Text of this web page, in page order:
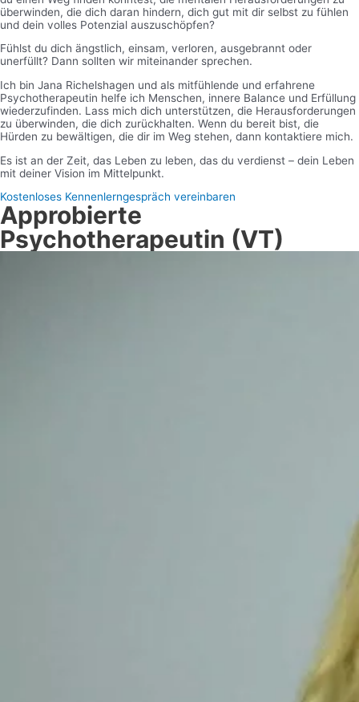
überwinden, die dich daran hindern, dich gut mit dir selbst zu fühlen
und dein volles Potenzial auszuschöpfen?
Fühlst du dich ängstlich, einsam, verloren, ausgebrannt oder
unerfüllt? Dann sollten wir miteinander sprechen.
Ich bin Jana Richelshagen und als mitfühlende und erfahrene
Psychotherapeutin helfe ich Menschen, innere Balance und Erfüllung
wiederzufinden. Lass mich dich unterstützen, die Herausforderungen
zu überwinden, die dich zurückhalten. Wenn du bereit bist, die
Hürden zu bewältigen, die dir im Weg stehen, dann kontaktiere mich.
Es ist an der Zeit, das Leben zu leben, das du verdienst – dein Leben
mit deiner Vision im Mittelpunkt.
Kostenloses Kennenlerngespräch vereinbaren
Approbierte
Psychotherapeutin (VT)